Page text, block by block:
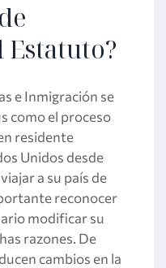
e Inmigración se
como el proceso
residente
Unidos desde
a su país de
reconocer
modificar su
razones. De
cambios en la